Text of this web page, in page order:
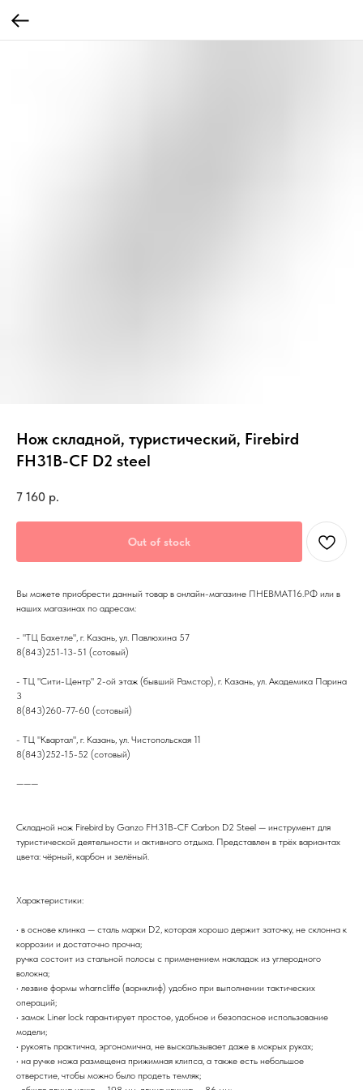
Нож складной, туристический, Firebird
FH31B-CF D2 steel
7 160 р.
Out of stock
Вы можете приобрести данный товар в онлайн-магазине ПНЕВМАТ16.РФ или в
наших магазинах по адресам:
- "ТЦ Бахетле", г. Казань, ул. Павлюхина 57
8(843)251-13-51 (сотовый)
- ТЦ "Сити-Центр" 2-ой этаж (бывший Рамстор), г. Казань, ул. Академика Парина
3
8(843)260-77-60 (сотовый)
- ТЦ "Квартал", г. Казань, ул. Чистопольская 11
8(843)252-15-52 (сотовый)
———
Складной нож Firebird by Ganzo FH31B-CF Carbon D2 Steel — инструмент для
туристической деятельности и активного отдыха. Представлен в трёх вариантах
цвета: чёрный, карбон и зелёный.
Характеристики:
• в основе клинка — сталь марки D2, которая хорошо держит заточку, не склонна к
коррозии и достаточно прочна;
ручка состоит из стальной полосы с применением накладок из углеродного
волокна;
• лезвие формы wharncliffe (ворнклиф) удобно при выполнении тактических
операций;
• замок Liner lock гарантирует простое, удобное и безопасное использование
модели;
• рукоять практична, эргономична, не выскальзывает даже в мокрых руках;
• на ручке ножа размещена прижимная клипса, а также есть небольшое
отверстие, чтобы можно было продеть темляк;